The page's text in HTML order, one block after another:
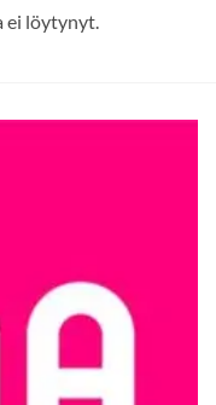
ei löytynyt.